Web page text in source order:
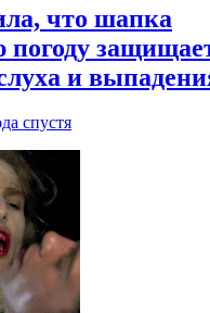
что шапка
погоду
и
спустя